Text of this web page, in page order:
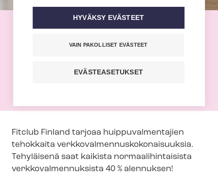
Fitclub Finland
Saat 40 % alennuksen kaikista nor­maa­li­
verkkovalmennuksista.
Fitclub Finland tarjoaa huip­pu­val­men­ta­jien
tehokkaita verk­ko­val­men­nus­ko­ko­nai­suuk­sia.
Tehyläisenä saat kaikista nor­maa­li­hin­tai­sis­ta
verk­ko­val­men­nuk­sis­ta 40 % alennuksen!
HYVÄKSY EVÄSTEET
VAIN PAKOLLISET EVÄSTEET
EVÄSTEASETUKSET